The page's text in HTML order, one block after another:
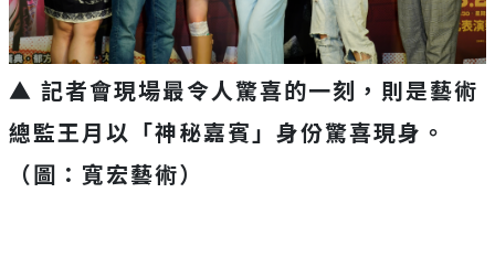
▲ 記者會現場最令人驚喜的一刻，則是藝術
總監王月以「神秘嘉賓」身份驚喜現身。
（圖：寬宏藝術）